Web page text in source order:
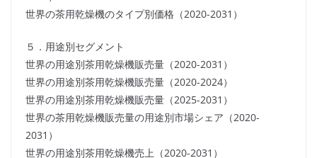
世界の茶用乾燥機のタイプ別価格（2020-2031）
５．用途別セグメント
世界の用途別茶用乾燥機販売量（2020-2031）
世界の用途別茶用乾燥機販売量（2020-2024）
世界の用途別茶用乾燥機販売量（2025-2031）
世界の茶用乾燥機販売量の用途別市場シェア（2020-
2031）
世界の用途別茶用乾燥機売上（2020-2031）